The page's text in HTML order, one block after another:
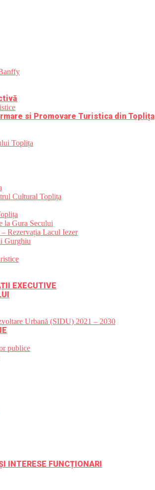
si Promovare Turistica din Toplița
Toplița
Cultural Toplița
la Gura Secului
Rezervația Lacul Iezer
Gurghiu
EXECUTIVE
Urbană (SIDU) 2021 – 2030
publice
INTERESE FUNCȚIONARI